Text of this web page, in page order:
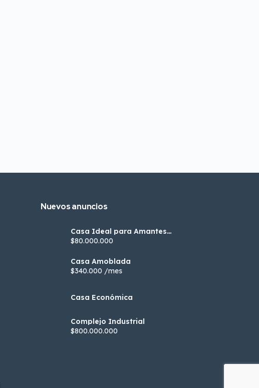
Nuevos anuncios
Casa Ideal para Amantes
de la Naturaleza
$80.000.000
Casa Amoblada
$340.000 /mes
Casa Económica
Complejo Industrial
$800.000.000